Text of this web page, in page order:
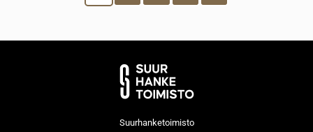
Suurhanketoimisto